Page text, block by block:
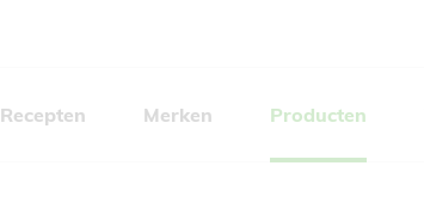
Recepten Merken Producten